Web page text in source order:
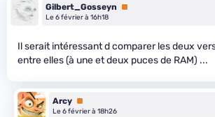
Gilbert_Gosseyn
Premium
Le 6 février à 16h18
Il serait intéressant d comparer les deux
entre elles (à une et deux puces de RAM) ...
Arcy Premium
Le 6 février à 18h26